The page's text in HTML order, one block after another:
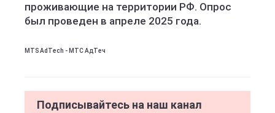
проживающие на территории РФ. Опрос
был проведен в апреле 2025 года.
MTS AdTech - МТС АдТеч
Подписывайтесь на наш канал